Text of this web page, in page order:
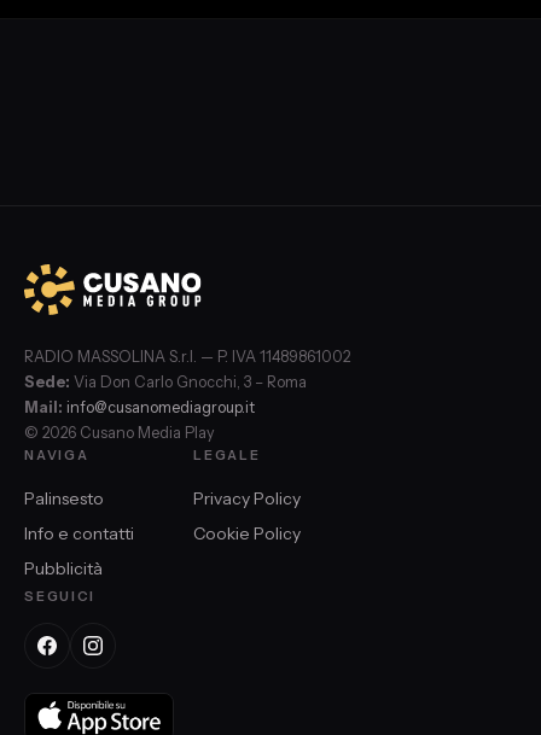
RADIO MASSOLINA S.r.l. — P. IVA 11489861002
Sede: Via Don Carlo Gnocchi, 3 – Roma
Mail: info@cusanomediagroup.it
© 2026 Cusano Media Play
NAVIGA
Palinsesto
Info e contatti
Pubblicità
LEGALE
Privacy Policy
Cookie Policy
SEGUICI